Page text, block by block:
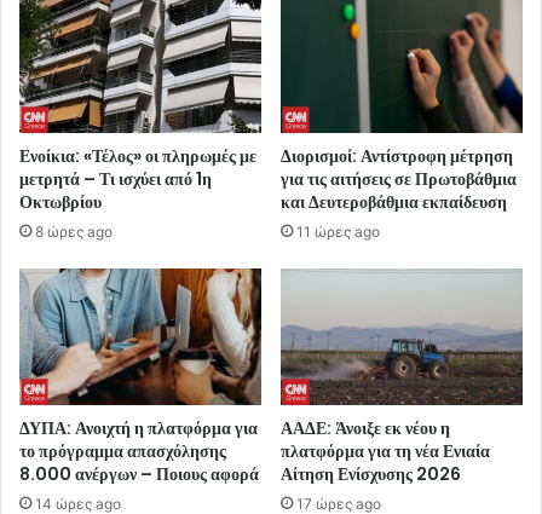
Ενοίκια: «Τέλος» οι πληρωμές με
μετρητά – Τι ισχύει από 1η
Οκτωβρίου
8 ώρες ago
Διορισμοί: Αντίστροφη μέτρηση
για τις αιτήσεις σε Πρωτοβάθμια
και Δευτεροβάθμια εκπαίδευση
11 ώρες ago
ΔΥΠΑ: Ανοιχτή η πλατφόρμα για
το πρόγραμμα απασχόλησης
8.000 ανέργων – Ποιους αφορά
14 ώρες ago
ΑΑΔΕ: Άνοιξε εκ νέου η
πλατφόρμα για τη νέα Ενιαία
Αίτηση Ενίσχυσης 2026
17 ώρες ago